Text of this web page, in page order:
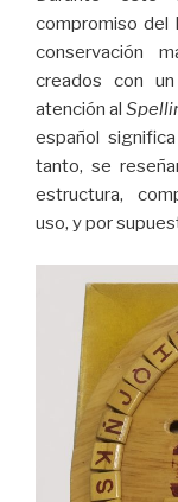
compromiso del
conservación
creados con
atención al
español significa
tanto, se
estructura,
uso, y por